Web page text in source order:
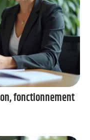
fonctionnement